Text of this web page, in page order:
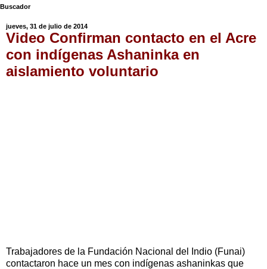
Buscador
jueves, 31 de julio de 2014
Video Confirman contacto en el Acre
con indígenas Ashaninka en
aislamiento voluntario
Trabajadores de la Fundación Nacional del Indio (Funai)
contactaron hace un mes con indígenas ashaninkas que